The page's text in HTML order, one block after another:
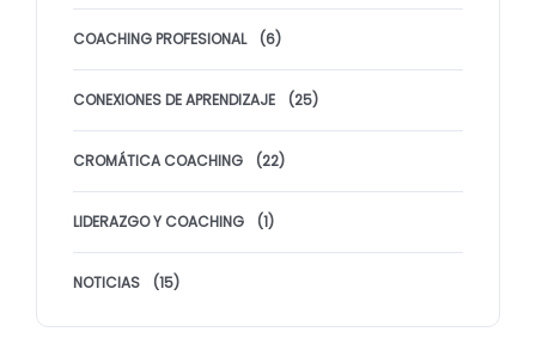
COACHING PROFESIONAL (6)
CONEXIONES DE APRENDIZAJE (25)
CROMÁTICA COACHING (22)
LIDERAZGO Y COACHING (1)
NOTICIAS (15)